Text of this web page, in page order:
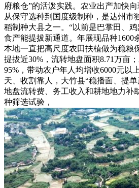
府粮仓”的活泼实践。农业出产加快向
从保守选种到国度级制种，是达州市
稻制种大县之一。“以前是巴掌田、
食产能提拔新通道。年展现品种1600
本地一直把高尺度农田扶植做为稳粮
提拔近30%，流转地盘面积8.71万亩
95%，带动农户年人均增收6000元以
天、收割靠人，大竹县“稳播面、提
地盘流转费、务工收入和耕地地力补
种筛选试验，